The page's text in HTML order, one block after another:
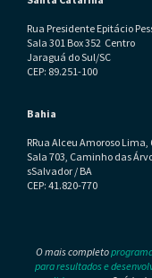
Rua Presidente Epitácio
Sala 301 Box 352 Centro
Jaraguá do Sul/SC
CEP: 89.251-100
Bahia
RRua Alceu Amoroso Lima,
Sala 703, Caminho das
sSalvador / BA
CEP: 41.820-770
O mais completo
para resultados e